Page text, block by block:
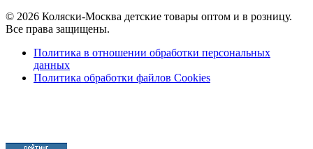
© 2026 Коляски-Москва детские товары оптом и в розницу.
Все права защищены.
Политика в отношении обработки персональных
данных
Политика обработки файлов Cookies